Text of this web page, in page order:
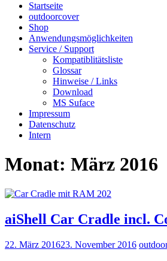
Startseite
outdoorcover
Shop
Anwendungsmöglichkeiten
Service / Support
Kompatiblitätsliste
Glossar
Hinweise / Links
Download
MS Suface
Impressum
Datenschutz
Intern
Monat: März 2016
aiShell Car Cradle incl.
22. März 201623. November 2016